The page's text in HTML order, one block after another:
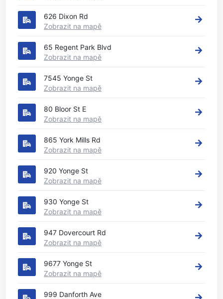
626 Dixon Rd
Zobrazit na mapě
65 Regent Park Blvd
Zobrazit na mapě
7545 Yonge St
Zobrazit na mapě
80 Bloor St E
Zobrazit na mapě
865 York Mills Rd
Zobrazit na mapě
920 Yonge St
Zobrazit na mapě
930 Yonge St
Zobrazit na mapě
947 Dovercourt Rd
Zobrazit na mapě
9677 Yonge St
Zobrazit na mapě
999 Danforth Ave